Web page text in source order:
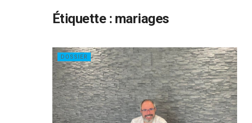
Étiquette : mariages
DOSSIER